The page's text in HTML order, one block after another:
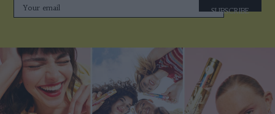
SUBSCRIBE